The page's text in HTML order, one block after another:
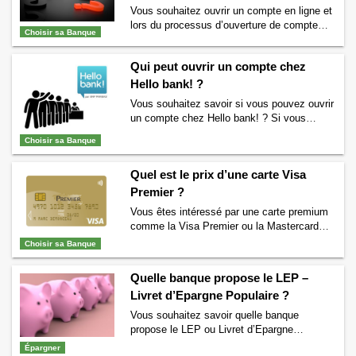
banque, cette dernière …Continuer la
lecture deCombien coûte un chèque de
Choisir sa Banque
Vous souhaitez ouvrir un compte en ligne et
lors du processus d’ouverture de compte
certainement pourquoi les banques en ligne
demandent un RIB ? A quoi ce RIB va-t-il
question alors vous êtes …Continuer la
lecture de Pourquoi les banques en ligne
Choisir sa Banque
Qui peut ouvrir un compte chez
Hello bank! ?
Vous souhaitez savoir si vous pouvez ouvrir
un compte chez Hello bank! ? Si vous
compte dans la banque en ligne Hello bank!
? Lisez vite la suite pour voir si vous
répondez aux conditions nécessaires pour
deQui peut ouvrir un compte chez Hello
bank! ? →
Choisir sa Banque
Quel est le prix d’une carte Visa
Premier ?
Vous êtes intéressé par une carte premium
comme la Visa Premier ou la Mastercard
Visa Premier ? Si c’est le cas alors nous
sur les tarifs pratiqués par les banques pour
posséder une carte Visa Premier. La carte
Visa Premier pour zéro …Continuer la
lecture de Quel est le prix d’une carte Visa
Épargner
Quelle banque propose le LEP –
Livret d’Epargne Populaire ?
Vous souhaitez savoir quelle banque
propose le LEP ou Livret d’Epargne